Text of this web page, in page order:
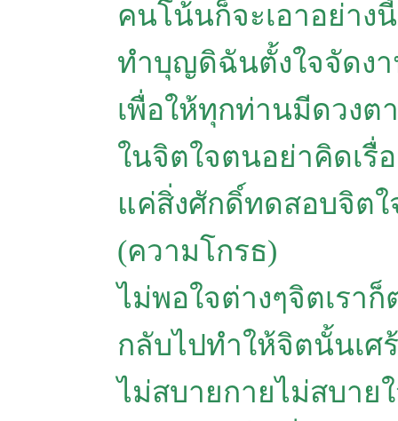
คนโน้นก็จะเอาอย่า
ทำบุญดิฉันตั้งใจจัดง
เพื่อให้ทุกท่านมีดวงต
ในจิตใจตนอย่าคิดเรื่
แค่สิ่งศักดิ์ทดสอบจิตใ
(ความโกรธ)
ไม่พอใจต่างๆจิตเรา
กลับไปทำให้จิตนั้นเศ
ไม่สบายกายไม่สบาย